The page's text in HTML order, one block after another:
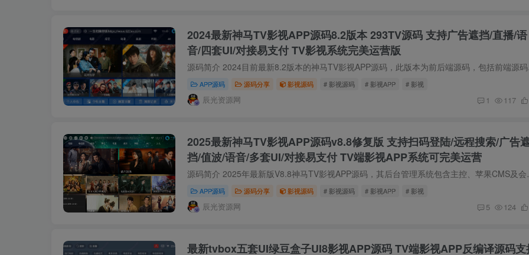
2024最新神马TV影视APP源码8.2版本 293TV源码 支持广告遮挡/直播/语
音/四套UI/对接易支付 TV影视系统完美运营版
源码简介 2024
APP源码 源码分享 影视源码 # 影视源码 # 影视APP # 影视
辰光资源网 1 117
2025最新神马TV影视APP源码v8.8修复版 支持扫码登陆/远程搜索/广告
挡/值波/语音/多套UI/对接易支付 TV端影视APP系统可完美运营
源码简介 2025年最新版V8.8神马
APP源码 源码分享 影视源码 # 影视源码 # 影视APP # 影视
辰光资源网 5 124
最新tvbox五套UI绿豆盒子UI8影视APP源码 TV端影视APP反编译源码支